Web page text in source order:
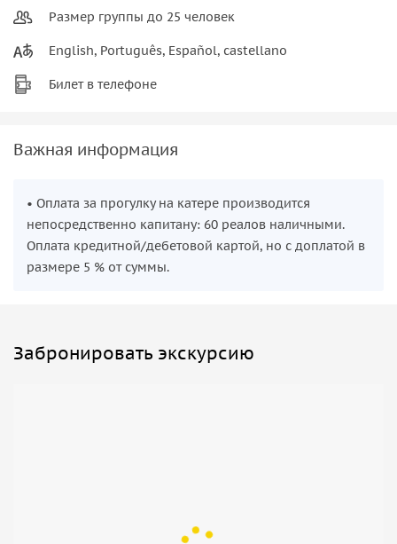
Размер группы до 25 человек
English, Português, Español, castellano
Билет в телефоне
Важная информация
• Оплата за прогулку на катере производится
непосредственно капитану: 60 реалов наличными.
Оплата кредитной/дебетовой картой, но с доплатой в
размере 5 % от суммы.
Забронировать экскурсию